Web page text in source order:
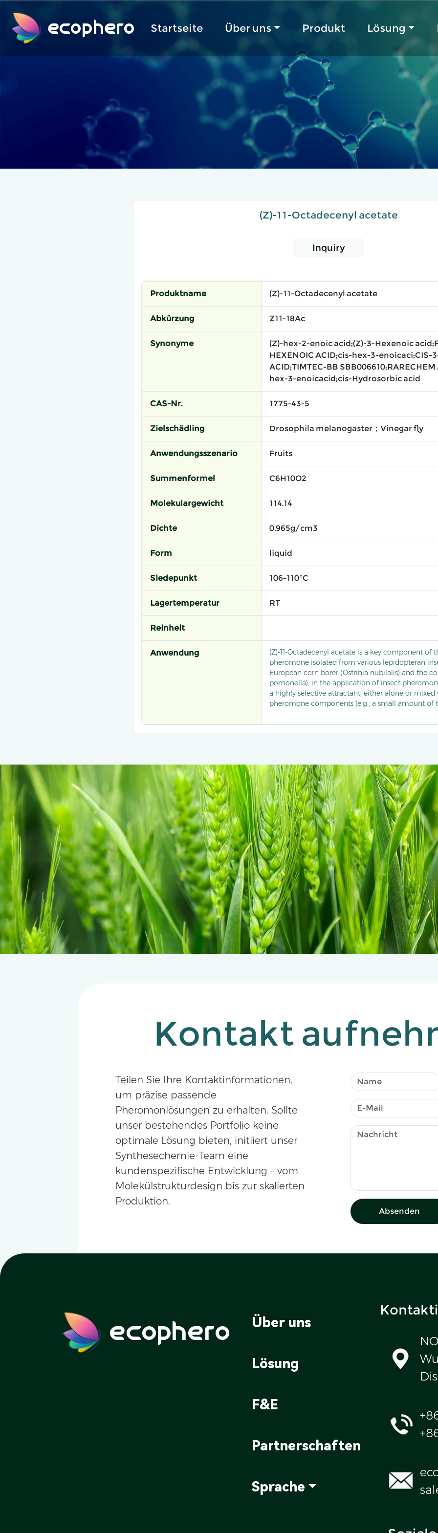
ecophero Startseite Über uns Produkt Lösung
(Z)-11-Octadecenyl acetate
Inquiry
Produktname (Z)-11-Octadecenyl acetate
Abkürzung Z11-18Ac
Synonyme
(Z)-hex-2-enoic acid;(Z)-3-Hexenoic
HEXENOIC ACID;cis-hex-3-enoicaci;CIS-
ACID;TIMTEC-BB SBB006610;RARECHEM
hex-3-enoicacid;cis-Hydrosorbic acid
CAS-Nr. 1775-43-5
Zielschädling Drosophila melanogaster；Vinegar fly
Anwendungsszenario Fruits
Summenformel C6H10O2
Molekulargewicht 114.14
Dichte 0.965g/cm3
Form liquid
Siedepunkt 106-110°C
Lagertemperatur RT
Reinheit
Anwendung
(Z)-11-Octadecenyl acetate is a key component of
pheromone isolated from various lepidopteran
European corn borer (Ostrinia nubilalis) and the
pomonella); in the application of insect
a highly selective attractant, either alone or
pheromone components (e.g., a small amount of
be combined with traps for mass trapping, which
chemical pesticides while improving the
Kontakt
Teilen Sie Ihre Kontaktinformationen,
um präzise passende
Pheromonlösungen zu erhalten. Sollte
unser bestehendes Portfolio keine
optimale Lösung bieten, initiiert unser
Synthesechemie-Team eine
kundenspezifische Entwicklung – vom
Molekülstrukturdesign bis zur skalierten
Produktion.
Absenden
ecophero Über uns
Lösung
F&E
Partnerschaften
Sprache